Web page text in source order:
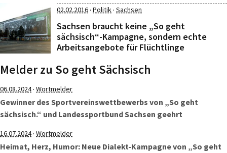
02.02.2016· Politik· Sachsen
Sachsen braucht keine „So geht
sächsisch“-Kampagne, sondern echte
Arbeitsangebote für Flüchtlinge
Melder zu So geht Sächsisch
06.08.2024· Wortmelder
Gewinner des Sportvereinswettbewerbs von „So geht
sächsisch.“ und Landessportbund Sachsen geehrt
16.07.2024· Wortmelder
Heimat, Herz, Humor: Neue Dialekt-Kampagne von „So geht